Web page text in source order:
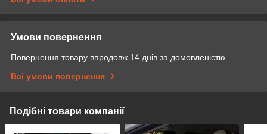
Умови повернення
Повернення товару впродовж 14 днів за домовленістю
Всі умови повернення
Подібні товари компанії